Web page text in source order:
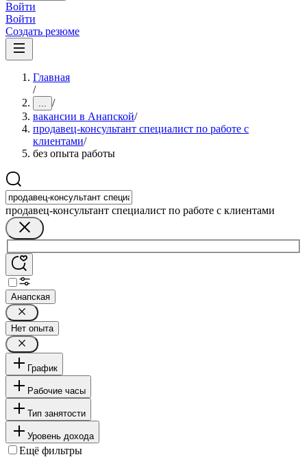
Войти
Войти
Создать резюме
Главная
/
... /
вакансии в Анапской/
продавец-консультант специалист по работе с
клиентами/
без опыта работы
продавец-консультант специалист по работе с клиентами
Анапская
Нет опыта
График
Рабочие часы
Тип занятости
Уровень дохода
Ещё фильтры